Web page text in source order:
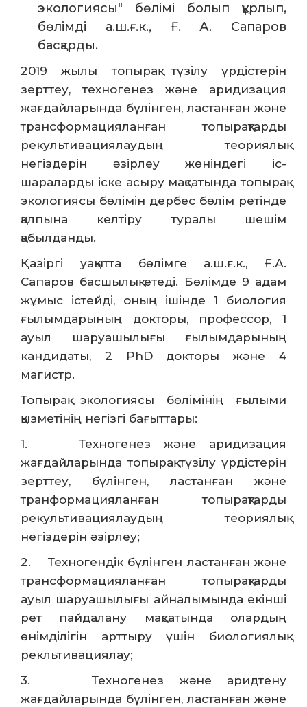
экологиясы" бөлімі болып құрлып,
бөлімді а.ш.ғ.к., Ғ. А. Сапаров
басқарды.
2019 жылы топырақ түзілу үрдістерін
зерттеу, техногенез және аридизация
жағдайларында бүлінген, ластанған және
трансформацияланған топырақтарды
рекультивациялаудың теориялық
негіздерін әзірлеу жөніндегі іс-
шараларды іске асыру мақсатында топырақ
экологиясы бөлімін дербес бөлім ретінде
қалпына келтіру туралы шешім
қабылданды.
Қазіргі уақытта бөлімге а.ш.ғ.к., Ғ.А.
Сапаров басшылық етеді. Бөлімде 9 адам
жұмыс істейді, оның ішінде 1 биология
ғылымдарының докторы, профессор, 1
ауыл шаруашылығы ғылымдарының
кандидаты, 2 PhD докторы және 4
магистр.
Топырақ экологиясы бөлімінің ғылыми
қызметінің негізгі бағыттары:
1. Техногенез және аридизация
жағдайларында топырақ түзілу үрдістерін
зерттеу, бүлінген, ластанған және
транформацияланған топырақтарды
рекультивациялаудың теориялық
негіздерін әзірлеу;
2. Техногендік бүлінген ластанған және
трансформацияланған топырақтарды
ауыл шаруашылығы айналымында екінші
рет пайдалану мақсатында олардың
өнімділігін арттыру үшін биологиялық
рекльтивациялау;
3. Техногенез және аридтену
жағдайларында бүлінген, ластанған және